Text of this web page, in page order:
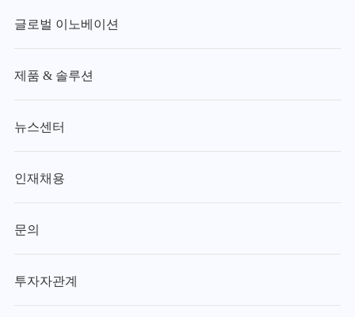
글로벌 이노베이션
제품 & 솔루션
뉴스센터
인재채용
문의
투자자관계